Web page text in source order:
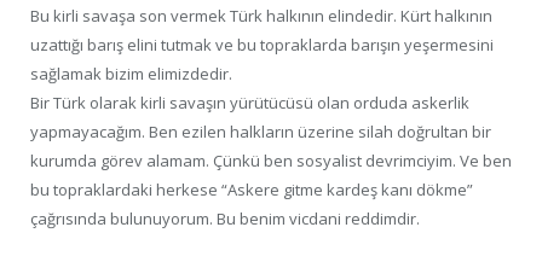
Bu kirli savaşa son vermek Türk halkının elindedir. Kürt halkının
uzattığı barış elini tutmak ve bu topraklarda barışın yeşermesini
sağlamak bizim elimizdedir.
Bir Türk olarak kirli savaşın yürütücüsü olan orduda askerlik
yapmayacağım. Ben ezilen halkların üzerine silah doğrultan bir
kurumda görev alamam. Çünkü ben sosyalist devrimciyim. Ve ben
bu topraklardaki herkese “Askere gitme kardeş kanı dökme”
çağrısında bulunuyorum. Bu benim vicdani reddimdir.